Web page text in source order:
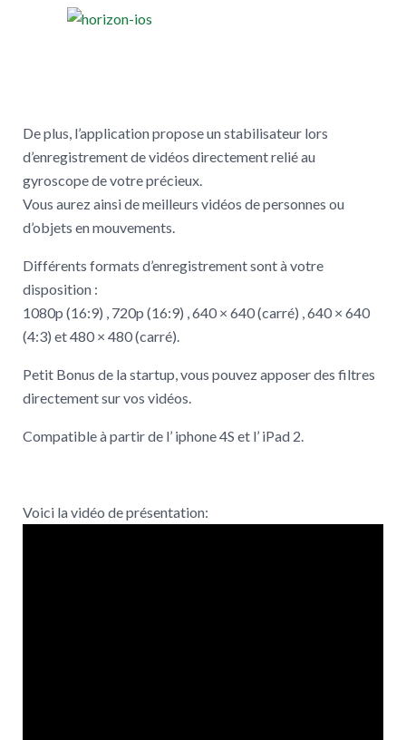
De plus, l’application propose un stabilisateur lors
d’enregistrement de vidéos directement relié au
gyroscope de votre précieux.
Vous aurez ainsi de meilleurs vidéos de personnes ou
d’objets en mouvements.
Différents formats d’enregistrement sont à votre
disposition :
1080p (16:9) , 720p (16:9) , 640 × 640 (carré) , 640 × 640
(4:3) et 480 × 480 (carré).
Petit Bonus de la startup, vous pouvez apposer des filtres
directement sur vos vidéos.
Compatible à partir de l’ iphone 4S et l’ iPad 2.
Voici la vidéo de présentation: